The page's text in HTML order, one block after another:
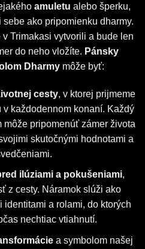
amuletu alebo šperku,
ako pripomienku dharmy.
Trimakasi vytvorili a bude len
do neho vložíte. Pánsky
Dharmy môže byť:
cesty, v ktorej prijmeme
v každodennom konaní. Každý
môže pripomenúť zámer života
skutočnými hodnotami a
ilúziami a pokušeniami,
z cesty. Náramok slúži ako
identitami a rolami, do ktorých
nechtiac vtiahnutí.
a symbolom našej